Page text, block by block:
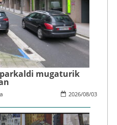
mugaturik
2026/08/03